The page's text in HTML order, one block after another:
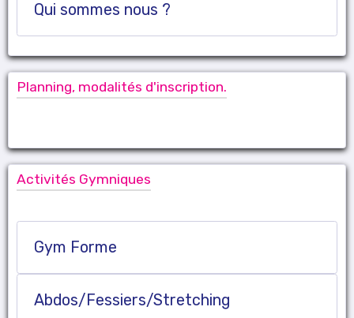
Qui sommes nous ?
Planning, modalités d'inscription.
Activités Gymniques
Gym Forme
Abdos/Fessiers/Stretching